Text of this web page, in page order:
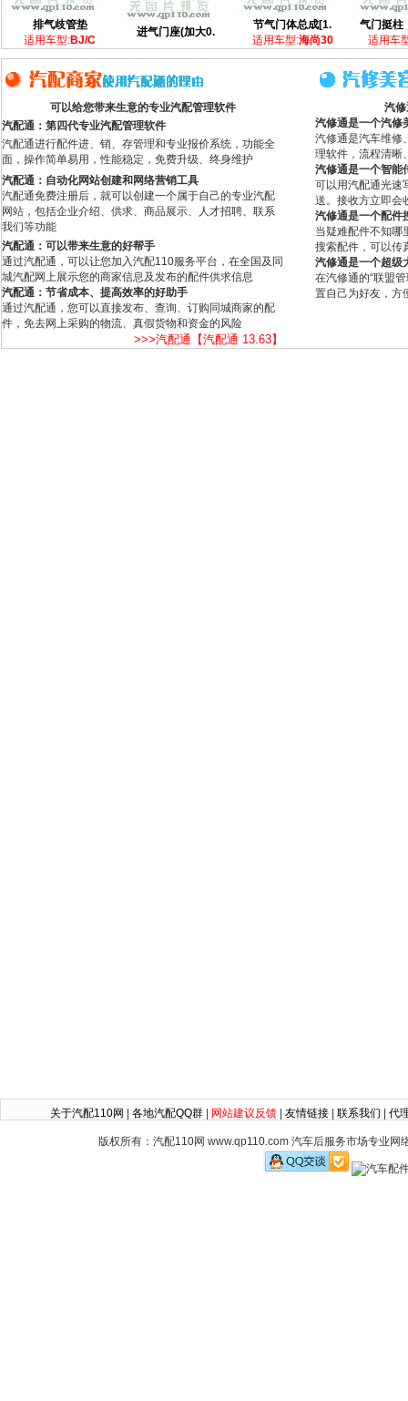
排气歧管垫
适用车型:BJ/C
进气门座(加大0.
节气门体总成[1.
适用车型:海尚30
气门挺柱
适用车
可以给您带来生意的专业汽配管理软件
汽配通：第四代专业汽配管理软件
汽配通进行配件进、销、存管理和专业报价系统，功能全
面，操作简单易用，性能稳定，免费升级、终身维护
汽配通：自动化网站创建和网络营销工具
汽配通免费注册后，就可以创建一个属于自己的专业汽配
网站，包括企业介绍、供求、商品展示、人才招聘、联系
我们等功能
汽配通：可以带来生意的好帮手
通过汽配通，可以让您加入汽配110服务平台，在全国及同
城汽配网上展示您的商家信息及发布的配件供求信息
汽配通：节省成本、提高效率的好助手
通过汽配通，您可以直接发布、查询、订购同城商家的配
件，免去网上采购的物流、真假货物和资金的风险
>>>汽配通【汽配通 13.63】
汽
汽修通是一个汽修
汽修通是汽车维修
理软件，流程清晰
汽修通是一个智能
可以用汽配通光速
送。接收方立即会
汽修通是一个配件
当疑难配件不知哪
搜索配件，可以传
汽修通是一个超级
在汽修通的“联盟
置自己为好友，方
关于汽配110网 各地汽配QQ群 网站建议反馈 友情链接 联系我们 代
版权所有：汽配110网 www.qp110.com 汽车后服务市场专业网